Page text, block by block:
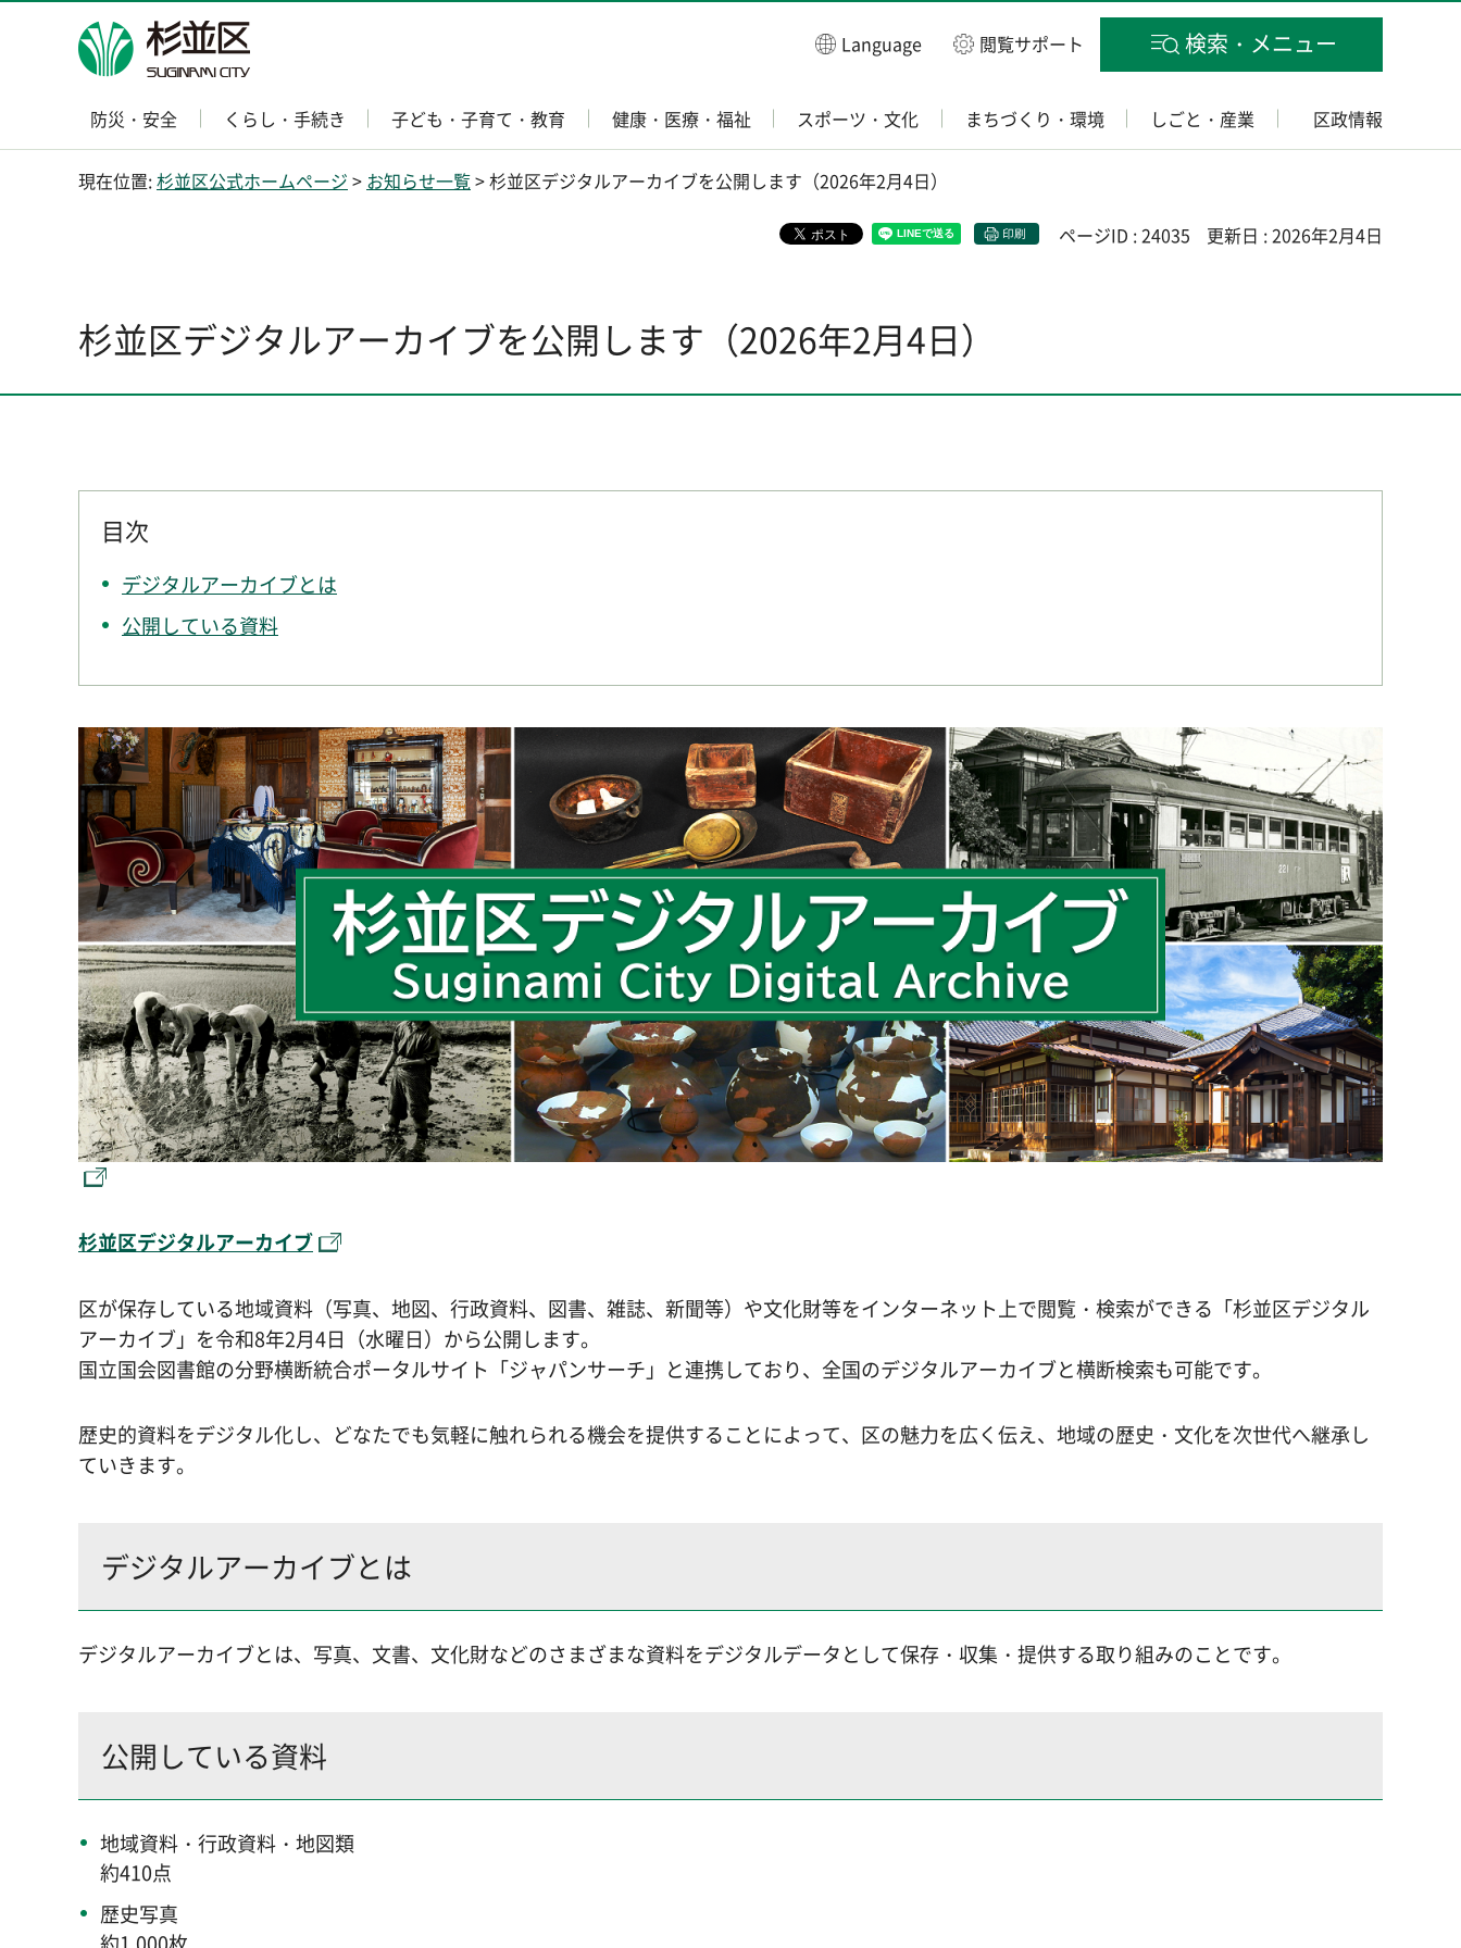
杉並区 Language 閲覧サポート 検索・メニュー
防災・安全 くらし・手続き 子ども・子育て・教育 健康・医療・福祉 スポーツ・文化 まちづくり・環境 しごと・産業 区政情報
現在位置:杉並区公式ホームページ > お知らせ一覧> 杉並区デジタルアーカイブを公開します（2026年2月4日）
印刷 ページID : 24035 更新日 : 2026年2月4日
杉並区デジタルアーカイブを公開します（2026年2月4日）
目次
デジタルアーカイブとは
公開している資料
杉並区デジタルアーカイブ
区が保存している地域資料（写真、地図、行政資料、図書、雑誌、新聞等）や文化財等をインターネット上で閲覧・検索ができる「杉並区デジタル
アーカイブ」を令和8年2月4日（水曜日）から公開します。
国立国会図書館の分野横断統合ポータルサイト「ジャパンサーチ」と連携しており、全国のデジタルアーカイブと横断検索も可能です。
歴史的資料をデジタル化し、どなたでも気軽に触れられる機会を提供することによって、区の魅力を広く伝え、地域の歴史・文化を次世代へ継承し
ていきます。
デジタルアーカイブとは
デジタルアーカイブとは、写真、文書、文化財などのさまざまな資料をデジタルデータとして保存・収集・提供する取り組みのことです。
公開している資料
地域資料・行政資料・地図類
約410点
歴史写真